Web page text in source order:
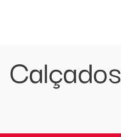
Calçados